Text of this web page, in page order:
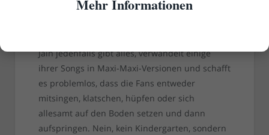
Jain jedenfalls gibt alles, verwandelt einige
ihrer Songs in Maxi-Maxi-Versionen und schafft
es problemlos, dass die Fans entweder
mitsingen, klatschen, hüpfen oder sich
allesamt auf den Boden setzen und dann
aufspringen. Nein, kein Kindergarten, sondern
Mehr Informationen